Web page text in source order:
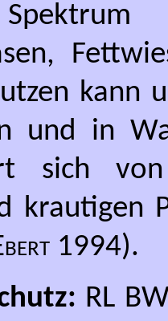
kann
und in
sich
krautigen
1994).
RL